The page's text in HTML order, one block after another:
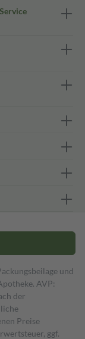
und
AVP:
der
Preise
ggf.